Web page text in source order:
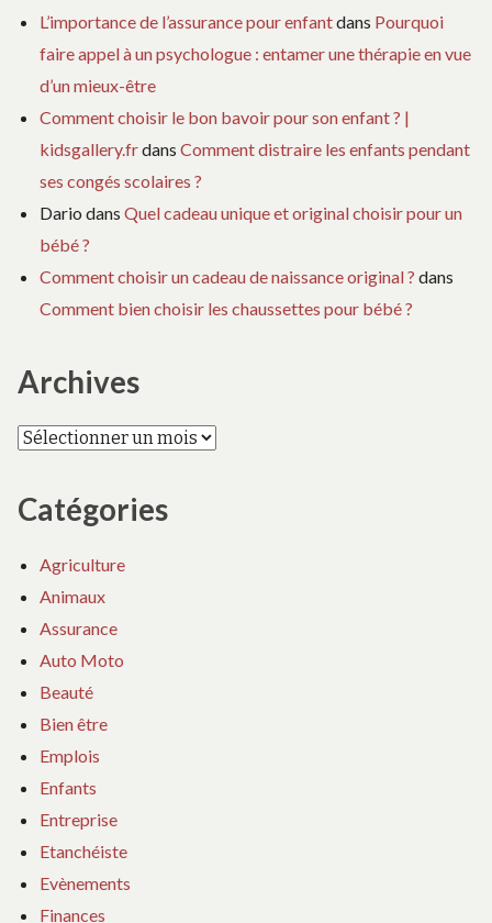
L’importance de l’assurance pour enfantdans Pourquoi
faire appel à un psychologue : entamer une thérapie en vue
d’un mieux-être
Comment choisir le bon bavoir pour son enfant ? |
kidsgallery.frdans Comment distraire les enfants pendant
ses congés scolaires ?
Dario dans Quel cadeau unique et original choisir pour un
bébé ?
Comment choisir un cadeau de naissance original ? dans
Comment bien choisir les chaussettes pour bébé ?
Archives
Archives
Catégories
Agriculture
Animaux
Assurance
Auto Moto
Beauté
Bien être
Emplois
Enfants
Entreprise
Etanchéiste
Evènements
Finances